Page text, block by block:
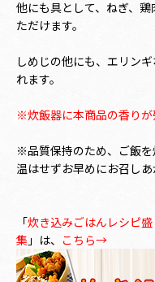
他にも具として、ねぎ、
ただけます。
しめじの他にも、エリン
れます。
※炊飯器に本商品の香り
※品質保持のため、ご飯
温はせずお早めにお召しあ
「炊き込みごはんレシピ
集 」は、 こちら→